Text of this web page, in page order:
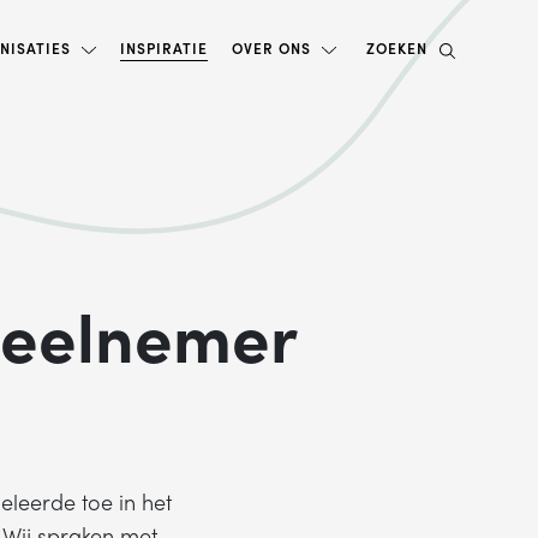
INSPIRATIE OVER ONS ZOEKEN
toe in het